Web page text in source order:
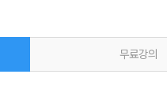
무료강의